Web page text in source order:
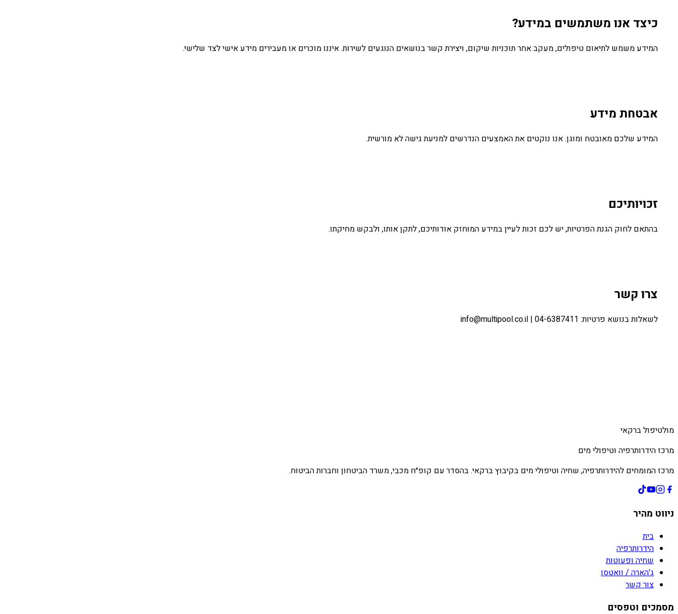
כיצד אנו משתמשים במידע?
המידע משמש לתיאום טיפולים, מעקב אחר תוכניות שיקום, ויצירת קשר בנושאים הנוגעים לשירות. איננו מוכרים או מעבירים מידע אישי לצד שלישי.
אבטחת מידע
המידע שלכם מאובטח ומוגן. אנו נוקטים את האמצעים הנדרשים למניעת גישה לא מורשית.
זכויותיכם
בהתאם לחוק הגנת הפרטיות, יש לכם זכות לעיין במידע המוחזק אודותיכם, לתקן אותו, ולבקש מחיקתו.
צרו קשר
לשאלות בנושא פרטיות: info@multipool.co.il | 04-6387411
מולטיפול ברקאי
מרכז הידרותרפיה וטיפולי מים
מרכז המומחים להידרותרפיה, שחיה וטיפולי מים בקיבוץ ברקאי. בהסדר עם קופ״ח מכבי, משרד הביטחון וחברות הביטוח.
ניווט מהיר
בית
הידרותרפיה
שחיה ופעוטות
ג'הארה / וואטסו
צור קשר
מסמכים וטפסים